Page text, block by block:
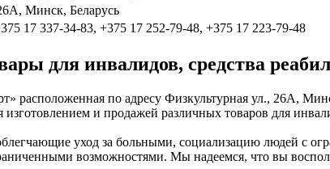
Минск, Беларусь
17 337-34-83, +375 17 252-79-48, +375 17 223-79-48
для инвалидов, средства
расположенная по адресу Физкультурная ул., 26А,
и продажей различных товаров для
уход за больными, социализацию людей с
возможностями. Мы надеемся, что вы